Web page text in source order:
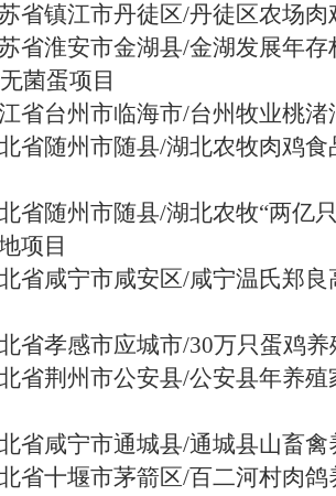
省镇江市丹徒区/丹徒区农场肉
省淮安市金湖县/金湖发展年存
菌蛋项目
省台州市临海市/台州牧业桃渚
省随州市随县/湖北农牧肉鸡
省随州市随县/湖北农牧“两亿
项目
省咸宁市咸安区/咸宁温氏郑
省孝感市应城市/30万只蛋鸡养
省荆州市公安县/公安县年养殖
省咸宁市通城县/通城县山畜禽
省十堰市茅箭区/百二河村肉鸽